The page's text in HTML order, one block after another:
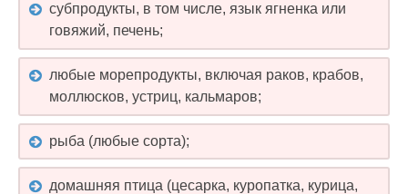
субпродукты, в том числе, язык ягненка или
говяжий, печень;
любые морепродукты, включая раков, крабов,
моллюсков, устриц, кальмаров;
рыба (любые сорта);
домашняя птица (цесарка, куропатка, курица,